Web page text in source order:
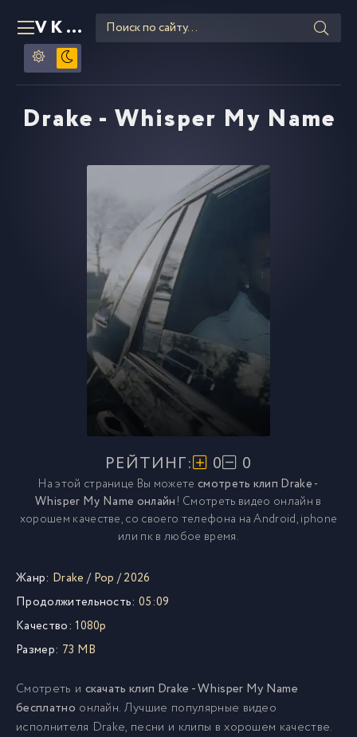
VKLIPE RU
Drake - Whisper My Name
РЕЙТИНГ: 0 0
На этой странице Вы можете смотреть клип Drake -
Whisper My Name онлайн! Смотреть видео онлайн в
хорошем качестве, со своего телефона на Android, iphone
или пк в любое время.
Жанр: Drake / Pop /2026
Продолжительность: 05:09
Качество: 1080p
Размер: 73 MB
Смотреть и скачать клип Drake - Whisper My Name
бесплатно онлайн. Лучшие популярные видео
исполнителя Drake, песни и клипы в хорошем качестве.